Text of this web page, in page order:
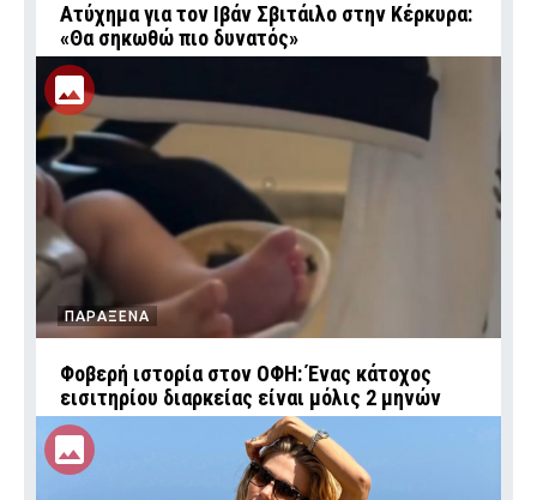
Ατύχημα για τον Ιβάν Σβιτάιλο στην Κέρκυρα:
«Θα σηκωθώ πιο δυνατός»
ΠΑΡΑΞΕΝΑ
Φοβερή ιστορία στον ΟΦΗ: Ένας κάτοχος
εισιτηρίου διαρκείας είναι μόλις 2 μηνών